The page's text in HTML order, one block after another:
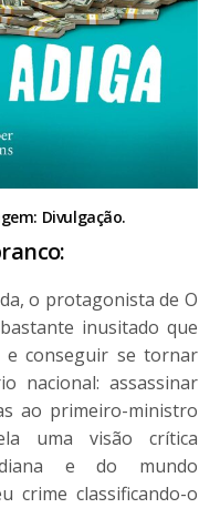
Divulgação.
o protagonista de O
inusitado que
conseguir se tornar
nacional: assassinar
ao primeiro-ministro
uma visão crítica
e do mundo
crime classificando-o